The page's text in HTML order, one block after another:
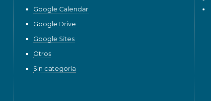
Google Calendar
Google Drive
Google Sites
Otros
Sin categoría